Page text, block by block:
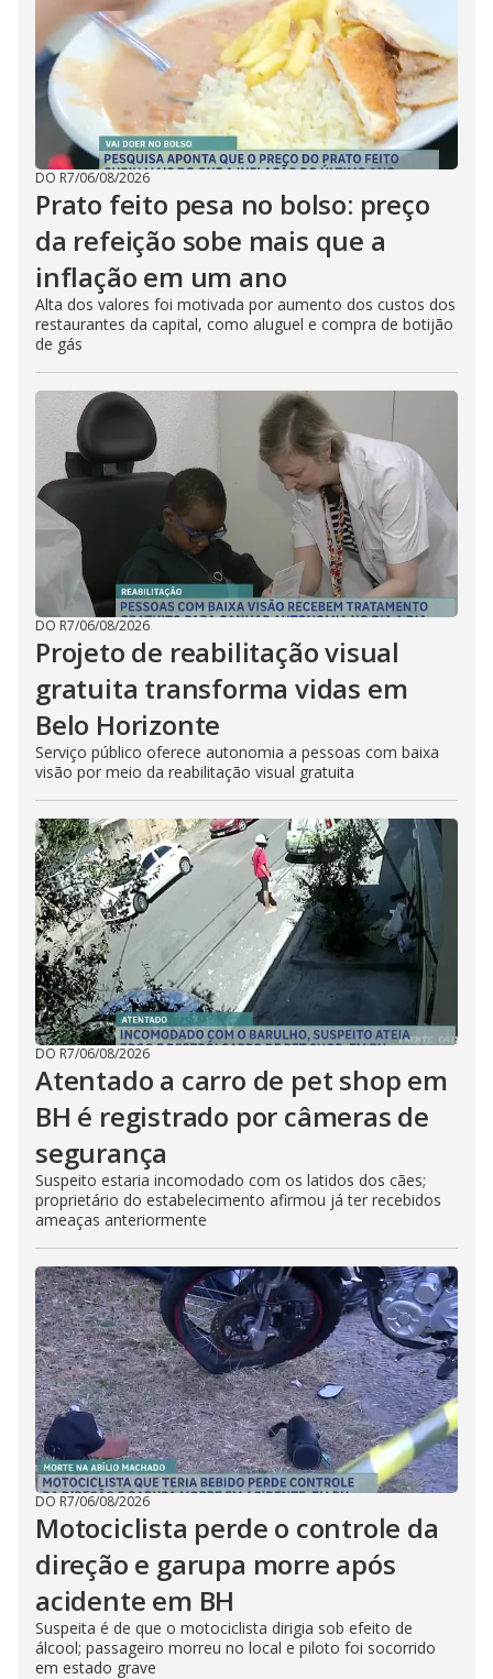
DO R7/06/08/2026
Prato feito pesa no bolso: preço
da refeição sobe mais que a
inflação em um ano
Alta dos valores foi motivada por aumento dos custos dos
restaurantes da capital, como aluguel e compra de botijão
de gás
DO R7/06/08/2026
Projeto de reabilitação visual
gratuita transforma vidas em
Belo Horizonte
Serviço público oferece autonomia a pessoas com baixa
visão por meio da reabilitação visual gratuita
DO R7/06/08/2026
Atentado a carro de pet shop em
BH é registrado por câmeras de
segurança
Suspeito estaria incomodado com os latidos dos cães;
proprietário do estabelecimento afirmou já ter recebidos
ameaças anteriormente
DO R7/06/08/2026
Motociclista perde o controle da
direção e garupa morre após
acidente em BH
Suspeita é de que o motociclista dirigia sob efeito de
álcool; passageiro morreu no local e piloto foi socorrido
em estado grave